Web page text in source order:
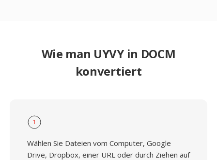
Wie man UYVY in DOCM
konvertiert
1
Wählen Sie Dateien vom Computer, Google
Drive, Dropbox, einer URL oder durch Ziehen auf